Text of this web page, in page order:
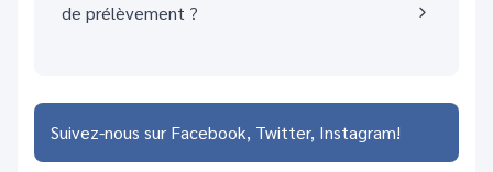
de prélèvement ?
Suivez-nous sur Facebook Twitter Instagram